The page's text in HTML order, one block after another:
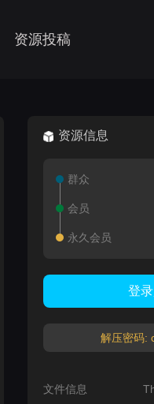
资源投稿
资源信息
群众
会员
永久会员
登
解压密码:
文件信息